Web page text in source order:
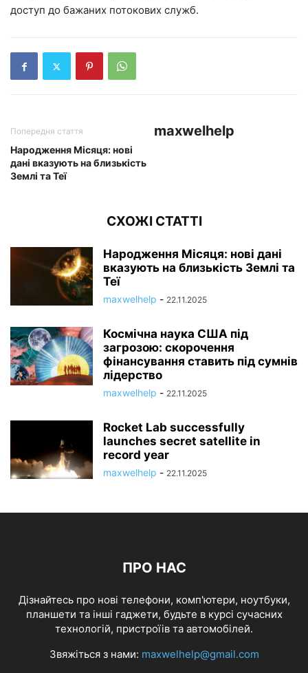
доступ до бажаних потокових служб.
Попередня стаття
Народження Місяця: нові
дані вказують на близькість
Землі та Теї
maxwelhelp
СХОЖІ СТАТТІ
Народження Місяця: нові дані
вказують на близькість Землі та
Теї
maxwelhelp - 22.11.2025
Космічна наука США під
загрозою: скорочення
фінансування ставить під сумнів
лідерство
maxwelhelp - 22.11.2025
Rocket Lab successfully
launches secret satellite in
record year
maxwelhelp - 22.11.2025
ПРО НАС
Дізнайтесь про нові телефони, комп'ютери, ноутбуки,
планшети та інші гаджети, будьте в курсі сучасних
технологій, пристроїів та автомобілей.
Звяжіться з нами: maxwelhelp@gmail.com